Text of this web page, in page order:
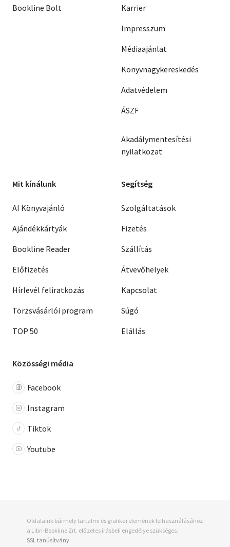
Bookline Bolt
Karrier
Impresszum
Médiaajánlat
Könyvnagykereskedés
Adatvédelem
ÁSZF
Akadálymentesítési
nyilatkozat
Mit kínálunk
AI Könyvajánló
Ajándékkártyák
Bookline Reader
Előfizetés
Hírlevél feliratkozás
Törzsvásárlói program
TOP 50
Segítség
Szolgáltatások
Fizetés
Szállítás
Átvevőhelyek
Kapcsolat
Súgó
Elállás
Közösségi média
Facebook
Instagram
Tiktok
Youtube
Oldalaink bármely tartalmi és grafikai elemének felhasználásához
a Libri-Bookline Zrt. előzetes írásbeli engedélye szükséges.
SSL tanúsítvány